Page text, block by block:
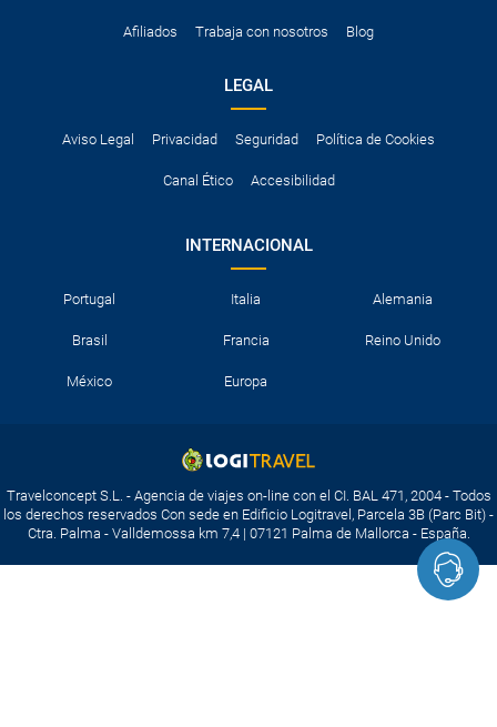
Afiliados Trabaja con nosotros Blog
LEGAL
Aviso Legal Privacidad Seguridad Política de Cookies
Canal Ético Accesibilidad
INTERNACIONAL
Portugal Italia Alemania
Brasil Francia Reino Unido
México Europa
Travelconcept S.L. - Agencia de viajes on-line con el CI. BAL 471, 2004 - Todos
los derechos reservados Con sede en Edificio Logitravel, Parcela 3B (Parc Bit) -
Ctra. Palma - Valldemossa km 7,4 | 07121 Palma de Mallorca - España.